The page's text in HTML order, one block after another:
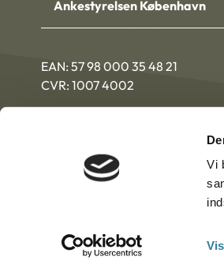
Vi
Ankestyrelsen København
EAN: 57 98 000 35 48 21
CVR: 1007 4002